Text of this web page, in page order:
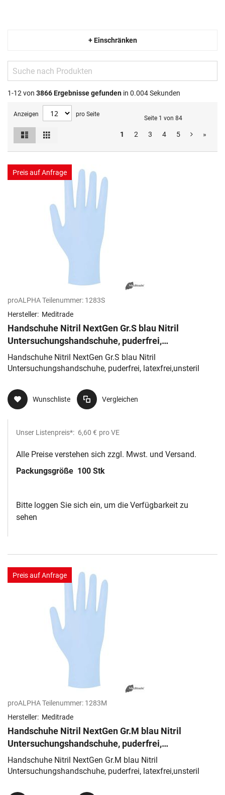
+ Einschränken
1-12 von 3866Ergebnisse gefunden in 0.004 Sekunden
Anzeigen pro Seite
Seite 1 von 84
1 2 3 4 5 »
Ansicht
als
Preis auf Anfrage
proALPHA Teilenummer: 1283S
Hersteller: Meditrade
Handschuhe Nitril NextGen Gr.S blau Nitril
Untersuchungshandschuhe, puderfrei,
latexfrei,unsteril
Handschuhe Nitril NextGen Gr.S blau Nitril
Untersuchungshandschuhe, puderfrei, latexfrei,unsteril
Wunschliste Vergleichen
Unser Listenpreis*: 6,60 € pro VE
Alle Preise verstehen sich zzgl. Mwst. und Versand.
Packungsgröße 100 Stk
Bitte loggen Sie sich ein, um die Verfügbarkeit zu
sehen
Preis auf Anfrage
proALPHA Teilenummer: 1283M
Hersteller: Meditrade
Handschuhe Nitril NextGen Gr.M blau Nitril
Untersuchungshandschuhe, puderfrei,
latexfrei,unsteril
Handschuhe Nitril NextGen Gr.M blau Nitril
Untersuchungshandschuhe, puderfrei, latexfrei,unsteril